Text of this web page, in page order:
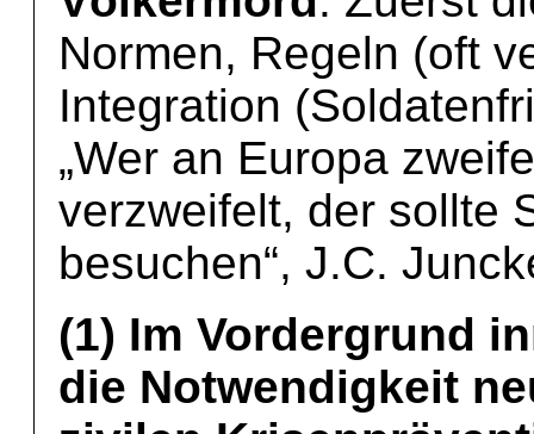
Normen, Regeln (oft
Integration
„Wer an Europa
verzweifelt, der sollte
besuchen“, J.C.
(1) Im Vordergrund
die Notwendigkeit